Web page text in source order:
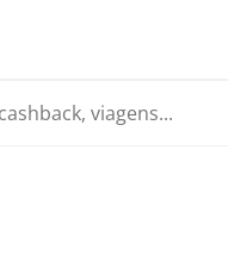
viagens...